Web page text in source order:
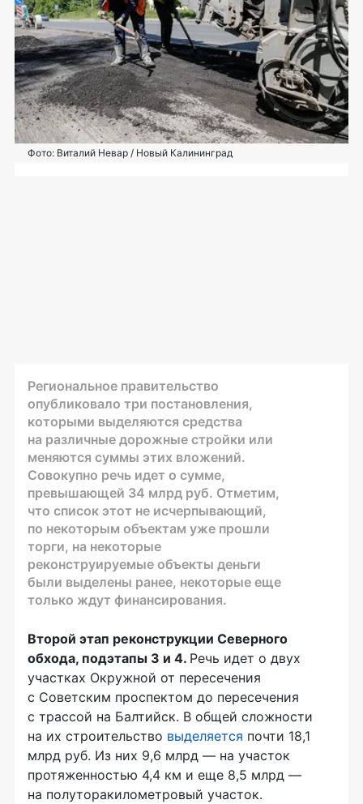
Фото: Виталий Невар / Новый Калининград
Региональное правительство
опубликовало три постановления,
которыми выделяются средства
на различные дорожные стройки или
меняются суммы этих вложений.
Совокупно речь идет о сумме,
превышающей 34 млрд руб. Отметим,
что список этот не исчерпывающий,
по некоторым объектам уже прошли
торги, на некоторые
реконструируемые объекты деньги
были выделены ранее, некоторые еще
только ждут финансирования.
Второй этап реконструкции Северного
обхода, подэтапы 3 и 4. Речь идет о двух
участках Окружной от пересечения
с Советским проспектом до пересечения
с трассой на Балтийск. В общей сложности
на их строительство выделяется почти 18,1
млрд руб. Из них 9,6 млрд — на участок
протяженностью 4,4 км и еще 8,5 млрд —
на полуторакилометровый участок.